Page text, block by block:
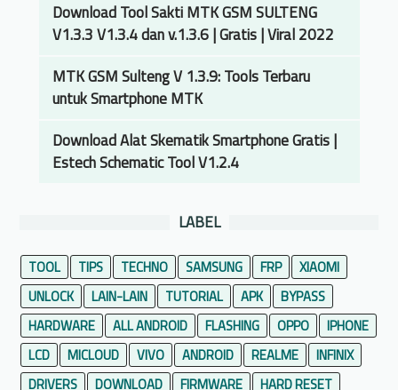
m
i
i
h
S
Download Tool Sakti MTK GSM SULTENG
V1.3.3 V1.3.4 dan v.1.3.6 | Gratis | Viral 2022
MTK GSM Sulteng V 1.3.9: Tools Terbaru
untuk Smartphone MTK
Download Alat Skematik Smartphone Gratis |
Estech Schematic Tool V1.2.4
LABEL
TOOL TIPS TECHNO SAMSUNG FRP
XIAOMI
UNLOCK
LAIN-LAIN TUTORIAL APK
BYPASS
HARDWARE
ALL ANDROID FLASHING OPPO
IPHONE
LCD
MICLOUD VIVO ANDROID REALME
INFINIX
DRIVERS
DOWNLOAD FIRMWARE
HARD RESET